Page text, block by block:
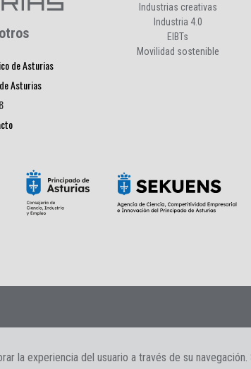
de Asturias
Asturias
Industrias creativas
Industria 4.0
EIBTs
Movilidad sostenible
la experiencia del usuario a través de su navegación.